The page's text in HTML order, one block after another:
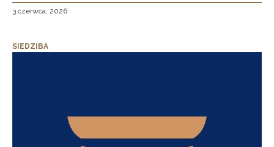
3 czerwca, 2026
SIEDZIBA